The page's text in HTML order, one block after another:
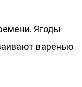
Ягоды
варенью